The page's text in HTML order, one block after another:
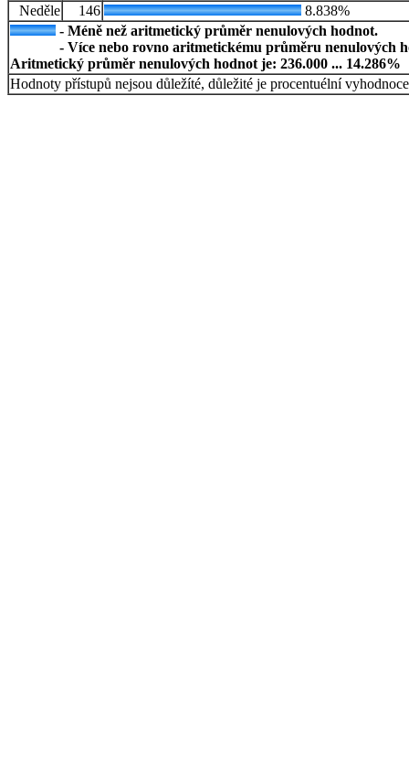
Neděle
146
8.838%
- Méně než aritmetický průměr nenulových hodnot.
- Více nebo rovno aritmetickému průměru nenulových
Aritmetický průměr nenulových hodnot je: 236.000 ... 14.286%
Hodnoty přístupů nejsou důležíté, důležité je procentuélní